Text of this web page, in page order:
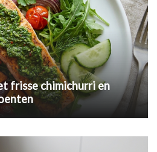
frisse chimichurri en